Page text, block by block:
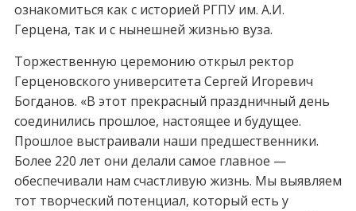
ознакомиться как с историей РГПУ им. А.И.
Герцена, так и с нынешней жизнью вуза.
Торжественную церемонию открыл ректор
Герценовского университета Сергей Игоревич
Богданов. «В этот прекрасный праздничный день
соединились прошлое, настоящее и будущее.
Прошлое выстраивали наши предшественники.
Более 220 лет они делали самое главное —
обеспечивали нам счастливую жизнь. Мы выявляем
тот творческий потенциал, который есть у